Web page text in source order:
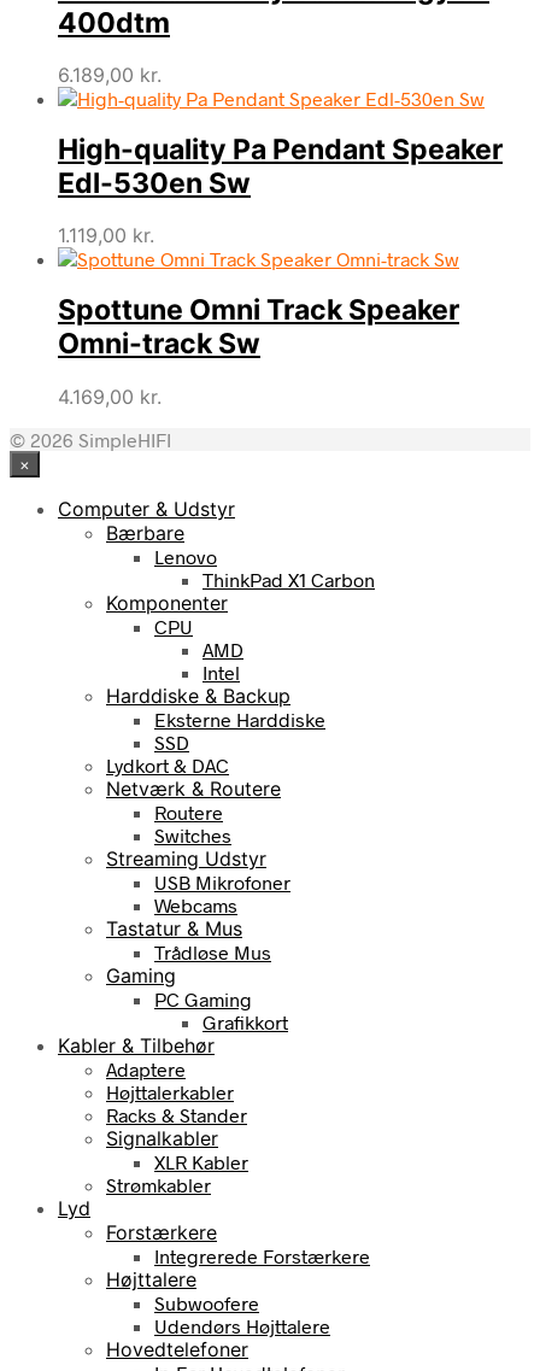
400dtm
6.189,00 kr.
High-quality Pa Pendant Speaker
Edl-530en Sw
1.119,00 kr.
Spottune Omni Track Speaker
Omni-track Sw
4.169,00 kr.
© 2026 SimpleHIFI
×
Computer & Udstyr
Bærbare
Lenovo
ThinkPad X1 Carbon
Komponenter
CPU
AMD
Intel
Harddiske & Backup
Eksterne Harddiske
SSD
Lydkort & DAC
Netværk & Routere
Routere
Switches
Streaming Udstyr
USB Mikrofoner
Webcams
Tastatur & Mus
Trådløse Mus
Gaming
PC Gaming
Grafikkort
Kabler & Tilbehør
Adaptere
Højttalerkabler
Racks & Stander
Signalkabler
XLR Kabler
Strømkabler
Lyd
Forstærkere
Integrerede Forstærkere
Højttalere
Subwoofere
Udendørs Højttalere
Hovedtelefoner